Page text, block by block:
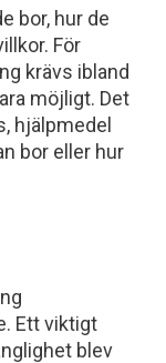
bor, hur de
För
krävs ibland
möjligt. Det
hjälpmedel
bor eller hur
Ett viktigt
blev